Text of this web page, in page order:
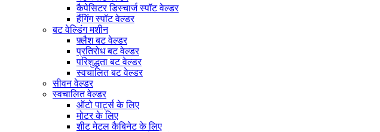
कैपेसिटर डिस्चार्ज स्पॉट वेल्डर
हैंगिंग स्पॉट वेल्डर
बट वेल्डिंग मशीन
फ़्लैश बट वेल्डर
प्रतिरोध बट वेल्डर
परिशुद्धता बट वेल्डर
स्वचालित बट वेल्डर
सीवन वेल्डर
स्वचालित वेल्डर
ऑटो पार्ट्स के लिए
मोटर के लिए
शीट मेटल कैबिनेट के लिए